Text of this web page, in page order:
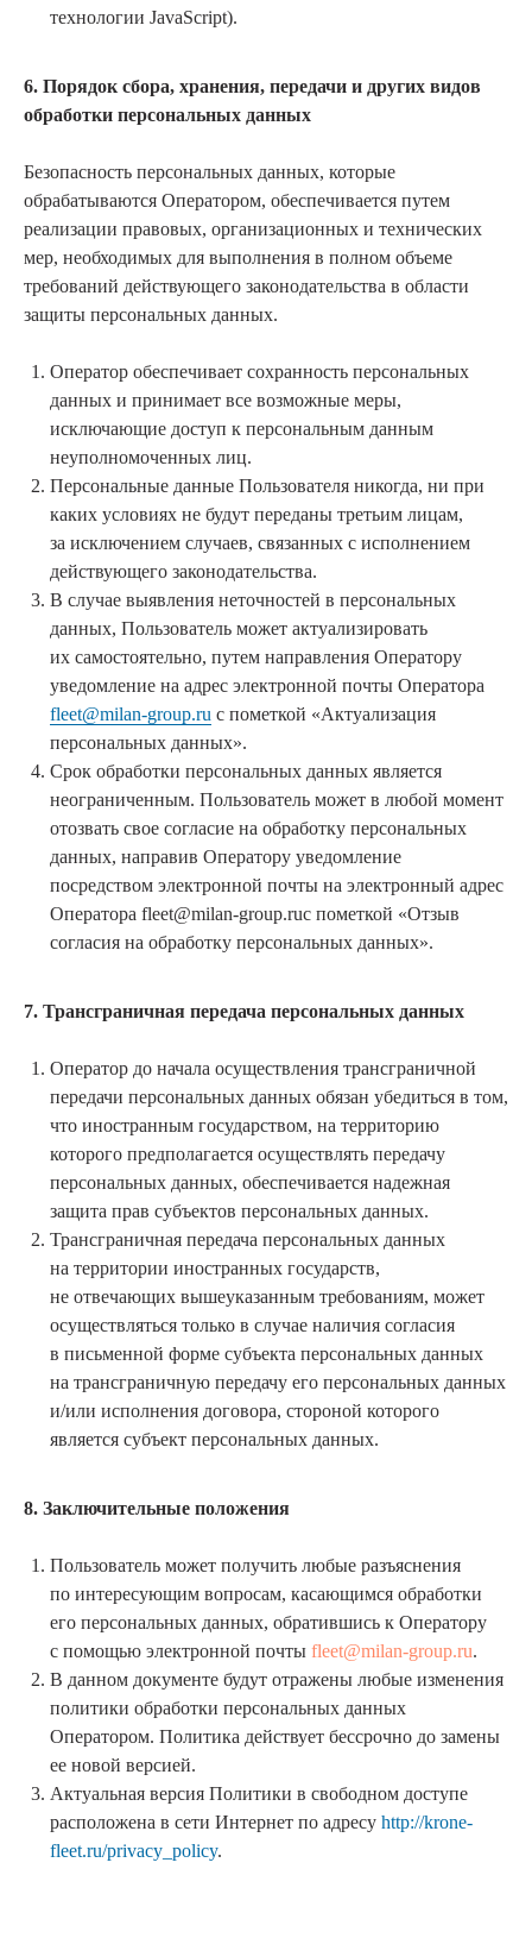
технологии JavaScript).
6. Порядок сбора, хранения, передачи и других видов
обработки персональных данных
Безопасность персональных данных, которые
обрабатываются Оператором, обеспечивается путем
реализации правовых, организационных и технических
мер, необходимых для выполнения в полном объеме
требований действующего законодательства в области
защиты персональных данных.
Оператор обеспечивает сохранность персональных
данных и принимает все возможные меры,
исключающие доступ к персональным данным
неуполномоченных лиц.
Персональные данные Пользователя никогда, ни при
каких условиях не будут переданы третьим лицам,
за исключением случаев, связанных с исполнением
действующего законодательства.
В случае выявления неточностей в персональных
данных, Пользователь может актуализировать
их самостоятельно, путем направления Оператору
уведомление на адрес электронной почты Оператора
fleet@milan-group.ru с пометкой «Актуализация
персональных данных».
Срок обработки персональных данных является
неограниченным. Пользователь может в любой момент
отозвать свое согласие на обработку персональных
данных, направив Оператору уведомление
посредством электронной почты на электронный адрес
Оператора fleet@milan-group.ruс пометкой «Отзыв
согласия на обработку персональных данных».
7. Трансграничная передача персональных данных
Оператор до начала осуществления трансграничной
передачи персональных данных обязан убедиться в том,
что иностранным государством, на территорию
которого предполагается осуществлять передачу
персональных данных, обеспечивается надежная
защита прав субъектов персональных данных.
Трансграничная передача персональных данных
на территории иностранных государств,
не отвечающих вышеуказанным требованиям, может
осуществляться только в случае наличия согласия
в письменной форме субъекта персональных данных
на трансграничную передачу его персональных данных
и/или исполнения договора, стороной которого
является субъект персональных данных.
8. Заключительные положения
Пользователь может получить любые разъяснения
по интересующим вопросам, касающимся обработки
его персональных данных, обратившись к Оператору
с помощью электронной почты fleet@milan-group.ru.
В данном документе будут отражены любые изменения
политики обработки персональных данных
Оператором. Политика действует бессрочно до замены
ее новой версией.
Актуальная версия Политики в свободном доступе
расположена в сети Интернет по адресу http://krone-
fleet.ru/privacy_policy.